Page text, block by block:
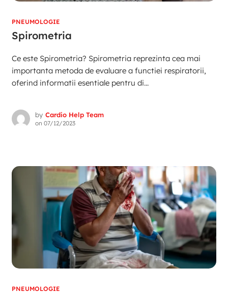
PNEUMOLOGIE
Spirometria
Ce este Spirometria? Spirometria reprezinta cea mai
importanta metoda de evaluare a functiei respiratorii,
oferind informatii esentiale pentru di...
by Cardio Help Team
on 07/12/2023
PNEUMOLOGIE